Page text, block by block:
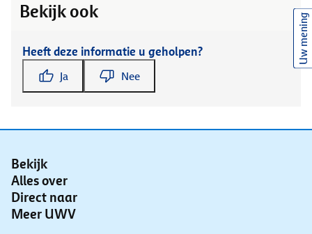
Bekijk ook
Heeft deze informatie u geholpen?
Ja Nee
Bekijk
Alles over
Direct naar
Meer UWV
Uw mening